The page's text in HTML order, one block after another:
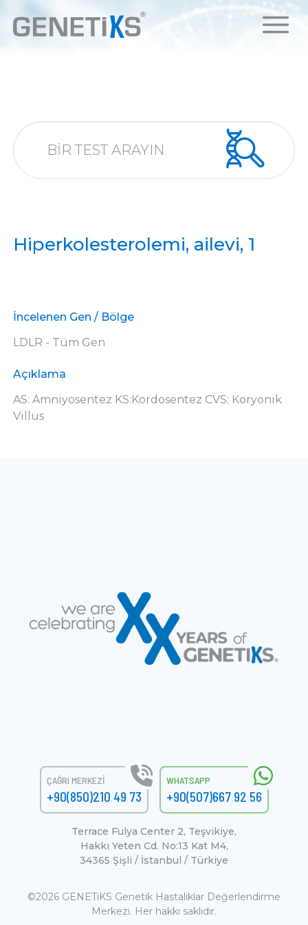
Hiperkolesterolemi, ailevi, 1
İncelenen Gen / Bölge
LDLR - Tüm Gen
Açıklama
AS: Amniyosentez KS:Kordosentez CVS: Koryonik
Villus
ÇAĞRI MERKEZI
+90(850)210 49 73
WHATSAPP
+90(507)667 92 56
Terrace Fulya Center 2, Teşvikiye,
Hakkı Yeten Cd. No:13 Kat M4,
34365 Şişli / İstanbul / Türkiye
©2026 GENETiKS Genetik Hastalıklar Değerlendirme
Merkezi. Her hakkı saklıdır.